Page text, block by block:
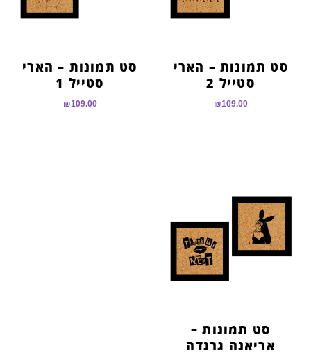
סט תמונות – הארי
סטייל 2
₪109.00
סט תמונות – הארי
סטייל 1
₪109.00
סט תמונות –
אריאנה גרנדה